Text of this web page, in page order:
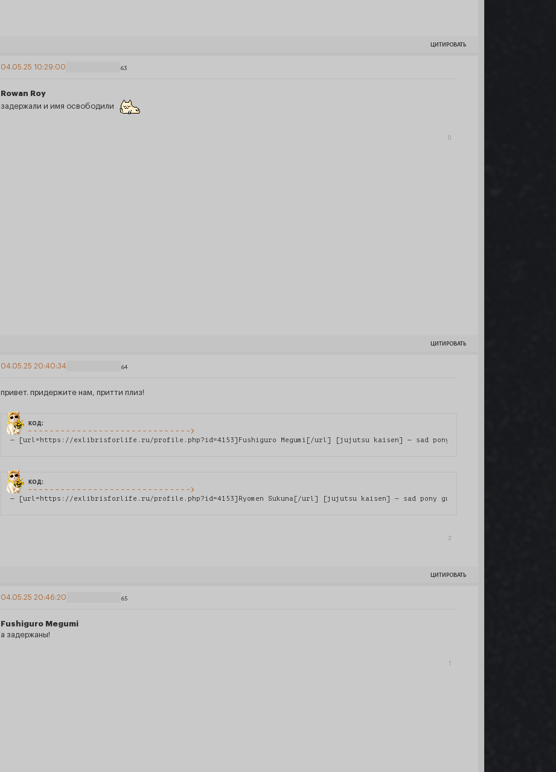
ЦИТИРОВАТЬ
63
04.05.25 10:29:00
Rowan Roy
задержали и имя освободили
0
ЦИТИРОВАТЬ
64
04.05.25 20:40:34
привет. придержите нам, притти плиз!
код:
— [url=https://exlibrisforlife.ru/profile.php?id=4153]Fushiguro Megumi[/url] [jujutsu kaisen] — sad pony guerrilla boy
код:
— [url=https://exlibrisforlife.ru/profile.php?id=4153]Ryomen Sukuna[/url] [jujutsu kaisen] — sad pony guerrilla boy
2
ЦИТИРОВАТЬ
65
04.05.25 20:46:20
Fushiguro Megumi
а задержаны!
1